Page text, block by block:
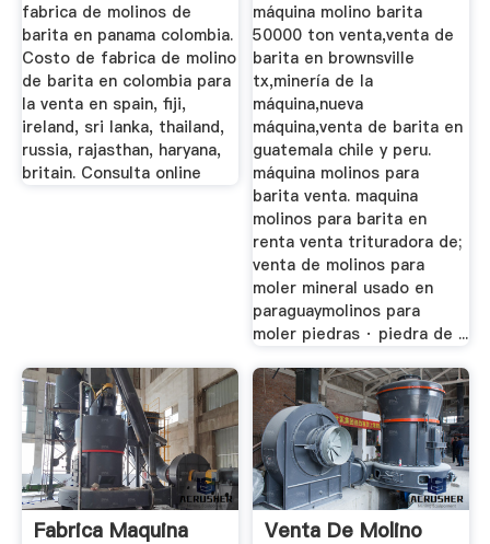
fabrica de molinos de
barita en panama colombia.
Costo de fabrica de molino
de barita en colombia para
la venta en spain, fiji,
ireland, sri lanka, thailand,
russia, rajasthan, haryana,
britain. Consulta online
máquina molino barita
50000 ton venta,venta de
barita en brownsville
tx,minería de la
máquina,nueva
máquina,venta de barita en
guatemala chile y peru.
máquina molinos para
barita venta. maquina
molinos para barita en
renta venta trituradora de;
venta de molinos para
moler mineral usado en
paraguaymolinos para
moler piedras · piedra de ...
Fabrica Maquina Venta De Molino